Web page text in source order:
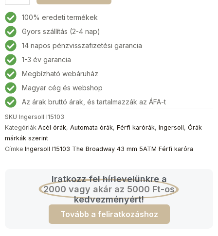
I15103
The
Broadway
Férfi
karóra
43
mm
5ATM
mennyiség
100% eredeti termékek
Gyors szállítás (2-4 nap)
14 napos pénzvisszafizetési garancia
1-3 év garancia
Megbízható webáruház
Magyar cég és webshop
Az árak bruttó árak, és tartalmazzák az ÁFA-t
SKU Ingersoll I15103
Kategóriák Acél órák, Automata órák, Férfi karórák, Ingersoll, Órák
márkák szerint
Címke Ingersoll I15103 The Broadway 43 mm 5ATM Férfi karóra
Iratkozz fel hírlevelünkre a
2000 vagy akár az 5000 Ft-os
kedvezményért!
Tovább a feliratkozáshoz